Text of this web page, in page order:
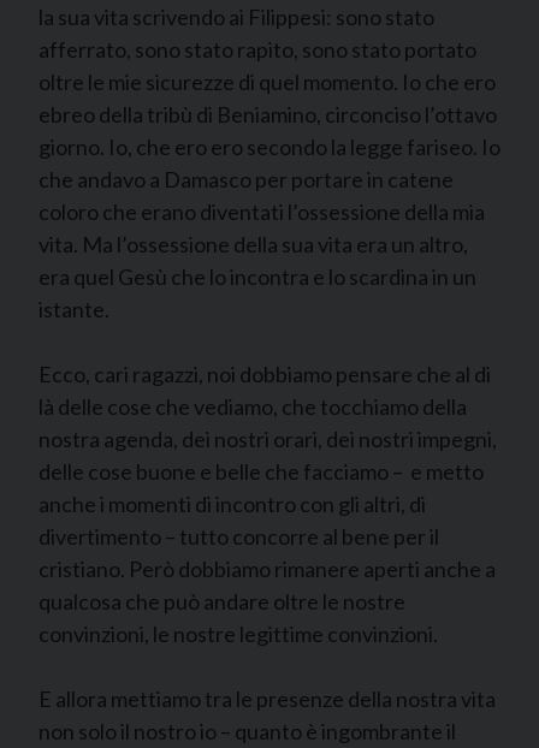
la sua vita scrivendo ai Filippesi: sono stato
afferrato, sono stato rapito, sono stato portato
oltre le mie sicurezze di quel momento. Io che ero
ebreo della tribù di Beniamino, circonciso l’ottavo
giorno. Io, che ero ero secondo la legge fariseo. Io
che andavo a Damasco per portare in catene
coloro che erano diventati l’ossessione della mia
vita. Ma l’ossessione della sua vita era un altro,
era quel Gesù che lo incontra e lo scardina in un
istante.
Ecco, cari ragazzi, noi dobbiamo pensare che al di
là delle cose che vediamo, che tocchiamo della
nostra agenda, dei nostri orari, dei nostri impegni,
delle cose buone e belle che facciamo – e metto
anche i momenti di incontro con gli altri, di
divertimento – tutto concorre al bene per il
cristiano. Però dobbiamo rimanere aperti anche a
qualcosa che può andare oltre le nostre
convinzioni, le nostre legittime convinzioni.
E allora mettiamo tra le presenze della nostra vita
non solo il nostro io – quanto è ingombrante il